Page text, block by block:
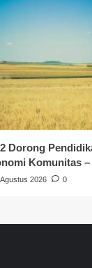
Dorong
Komunitas
2026 0